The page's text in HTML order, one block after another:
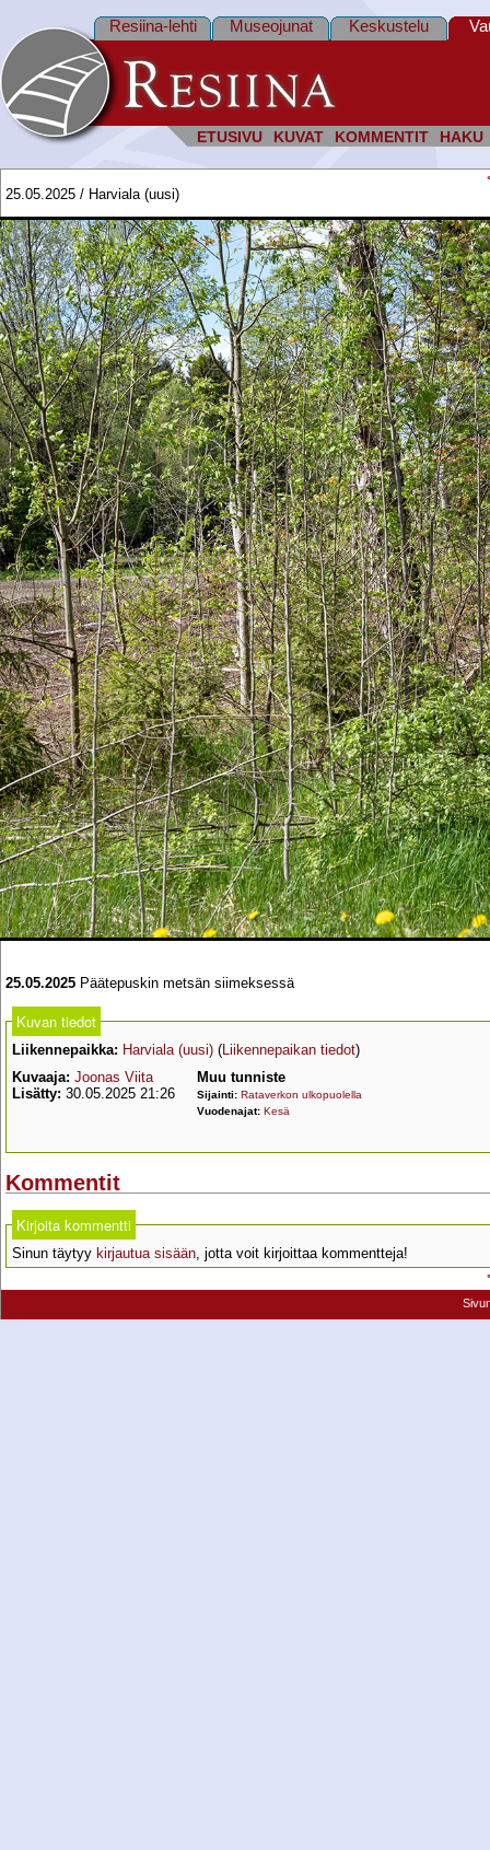
ETUSIVU KUVAT KOMMENTIT HAKU
Resiina-lehti Museojunat Keskustelu
25.05.2025 / Harviala (uusi)
25.05.2025 Päätepuskin metsän siimeksessä
Kuvan tiedot
Liikennepaikka: Harviala (uusi) (Liikennepaikan tiedot)
Kuvaaja: Joonas Viita
Lisätty: 30.05.2025 21:26
Muu tunniste
Sijainti: Rataverkon ulkopuolella
Vuodenajat: Kesä
Kommentit
Kirjoita kommentti
Sinun täytyy kirjautua sisään, jotta voit kirjoittaa kommentteja!